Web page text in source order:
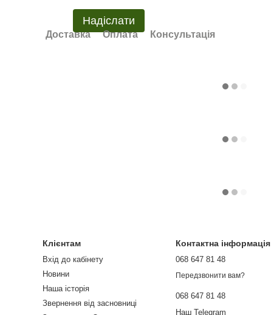
Надіслати
Доставка Оплата Консультація
Клієнтам
Вхід до кабінету
Новини
Наша історія
Звернення від засновниці
Контактна інформація
068 647 81 48
Передзвонити вам?
068 647 81 48
Наш Telegram